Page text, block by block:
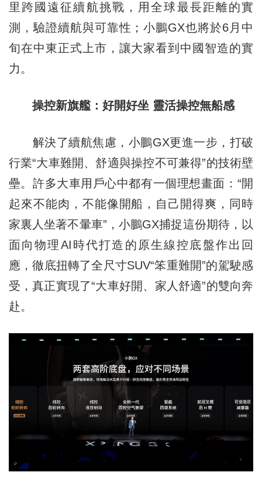
里跨國遠征續航挑戰，用全球最長距離的實
測，驗證續航與可靠性；小鵬GX也將於6月中
旬在中東正式上市，讓大家看到中國智造的實
力。
操控新旗艦：好開好坐 靈活操控無船感
解決了續航焦慮，小鵬GX更進一步，打破
行業“大車難開、舒適與操控不可兼得”的技術壁
壘。許多大車用戶心中都有一個理想畫面：“開
起來不能肉，不能像開船，自己開得爽，同時
家裏人坐著不暈車”，小鵬GX捕捉這份期待，以
面向物理AI時代打造的原生線控底盤作出回
應，徹底扭轉了全尺寸SUV“笨重難開”的駕駛感
受，真正實現了“大車好開、家人舒適”的雙向奔
赴。